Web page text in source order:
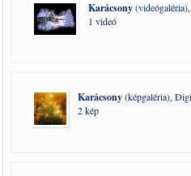
Karácsony(videógaléria),
1 videó
Karácsony(képgaléria),
2 kép